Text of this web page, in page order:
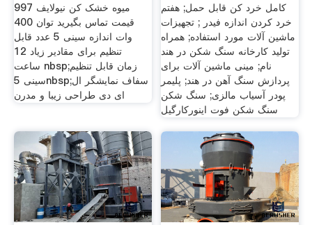
میوه خشک کن نیولایف 997
قیمت تماس بگیرید توان 400
وات اندازه سینی 5 عدد قابل
تنظیم برای مقادیر زیاد 12
ساعت nbsp;زمان قابل تنظیم
سینی 5nbsp;سفاف نمایشگر ال
ای دی طراحی زیبا و مدرن
کامل خرد کن قابل حمل; هفتم
خرد کردن اندازه فیدر ; تجهیزات
ماشین آلات مورد استفاده; همراه
تولید کارخانه سنگ شکن در هند
نام; مینی ماشین آلات برای
پردازش سنگ آهن در هند; پلیمر
پودر آسیاب مالزی; سنگ شکن
سنگ شکن فوت اینورکارگیل